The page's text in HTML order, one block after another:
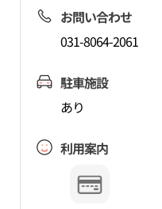
お問い合わせ
031-8064-2061
駐車施設
あり
利用案内